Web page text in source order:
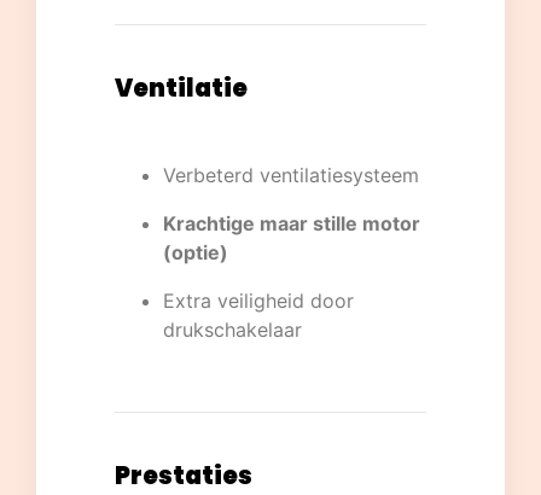
Ventilatie
Verbeterd ventilatiesysteem
Krachtige maar stille motor
(optie)
Extra veiligheid door
drukschakelaar
Prestaties